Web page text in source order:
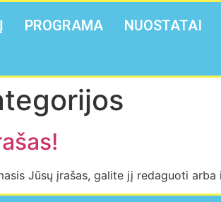
PROGRAMA NUOSTATAI
Jūsų įrašas, galite jį redaguoti